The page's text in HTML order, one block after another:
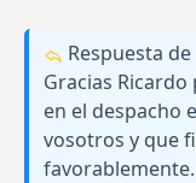
Respuesta de
Gracias
en el despacho
vosotros y que